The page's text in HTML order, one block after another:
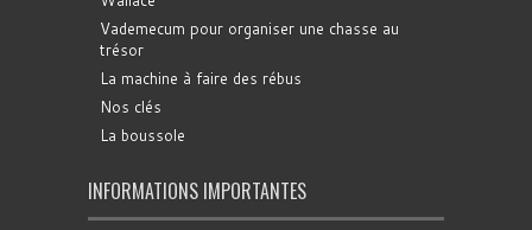
Vademecum pour organiser une chasse au
trésor
La machine à faire des rébus
Nos clés
La boussole
INFORMATIONS IMPORTANTES